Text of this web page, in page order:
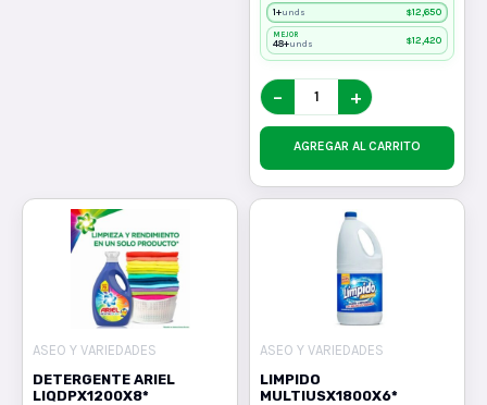
1+unds $12,650
MEJOR
48+unds $12,420
− +
AGREGAR AL CARRITO
ASEO Y VARIEDADES
DETERGENTE ARIEL
LIQDPX1200X8*
ASEO Y VARIEDADES
LIMPIDO
MULTIUSX1800X6*